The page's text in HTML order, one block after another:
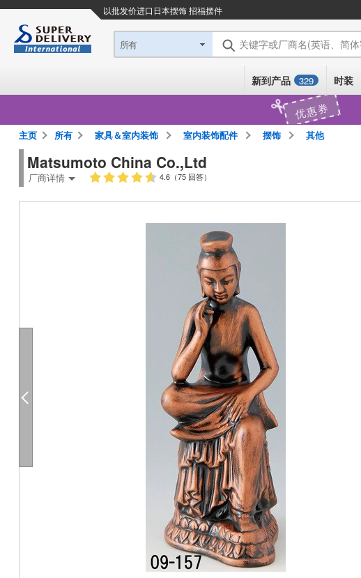
以批发价进口日本摆饰 招福摆件
所有 关键字或厂商名(英语、简
新到产品 329 时装
优惠券
主页 所有 家具＆室内装饰 室内装饰配件 摆饰 其他
Matsumoto China Co.,Ltd
厂商详情 4.6（75 回答）